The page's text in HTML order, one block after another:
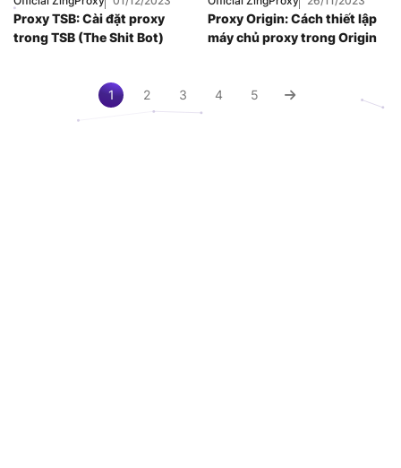
Uncategorized
Proxy TSB: Cài đặt proxy
trong TSB (The Shit Bot)
Nam
Uncategorized
Proxy Origin: Cách thiết lập
máy chủ proxy trong Origin
1 2 3 4 5